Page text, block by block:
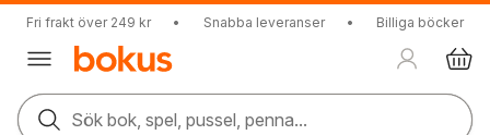
Fri frakt över 249 kr • Snabba leveranser • Billiga böcker
Sök bok, spel, pussel, penna...